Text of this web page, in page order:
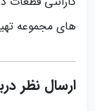
های مجموعه
ارسال نظر